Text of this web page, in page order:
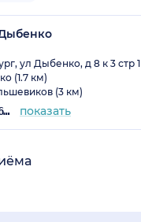
ул Дыбенко, д 8 к 3 стр 1
(1.7 км)
(3 км)
+7 (812) 200-76-19 показать